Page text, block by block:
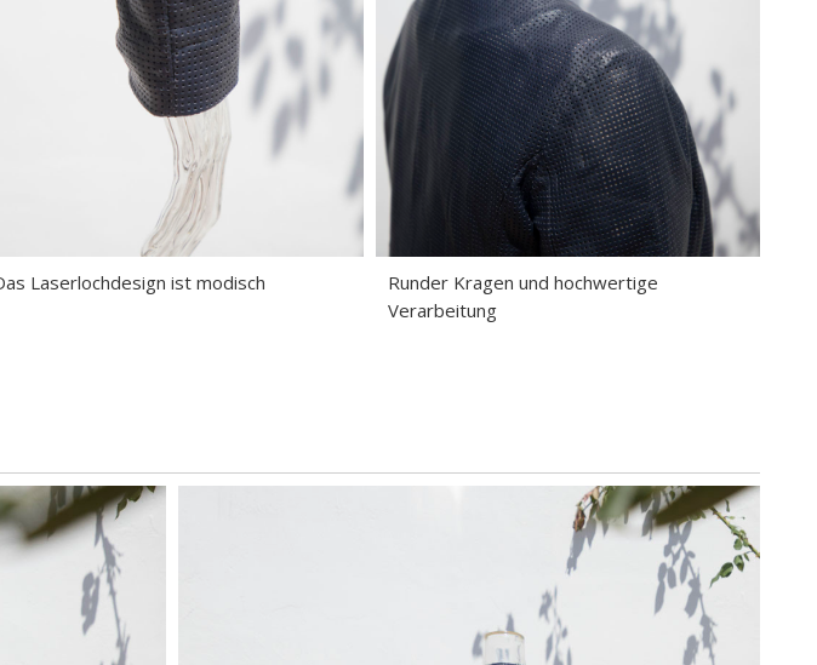
Laserlochdesign ist modisch
Runder Kragen und hochwertige
Verarbeitung